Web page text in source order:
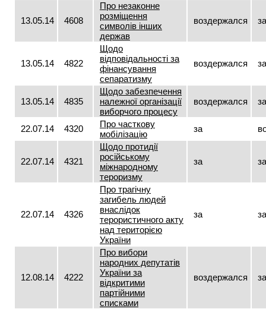
13.05.14 4608
Про незаконне
розміщення
символів інших
держав
воздержался за
13.05.14 4822
Щодо
відповідальності за
фінансування
сепаратизму
воздержался за
13.05.14 4835
Щодо забезпечення
належної організації
виборчого процесу
воздержался за
22.07.14 4320
Про часткову
мобілізацію
за
22.07.14 4321
Щодо протидії
російському
міжнародному
тероризму
за за
22.07.14 4326
Про трагічну
загибель людей
внаслідок
терористичного акту
над територією
України
за за
12.08.14 4222
Про вибори
народних депутатів
України за
відкритими
партійними
списками
воздержался за